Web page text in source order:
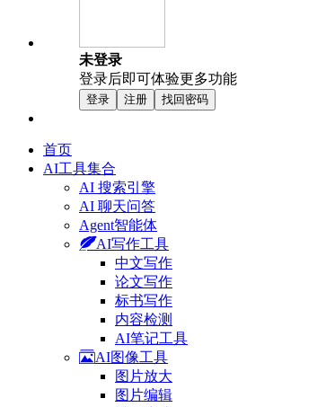
未登录
登录后即可体验更多功能
登录 注册 找回密码
首页
AI工具集合
AI 搜索引擎
AI 聊天问答
Agent智能体
AI写作工具
中文写作
论文写作
标书写作
内容检测
AI笔记工具
AI图像工具
图片放大
图片编辑